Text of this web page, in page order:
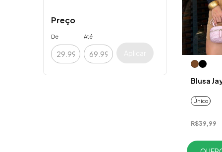
Preço
De Até
Aplicar
Blusa
Único
R$39,99